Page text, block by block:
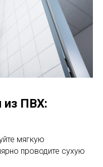
из ПВХ:
мягкую
проводите сухую